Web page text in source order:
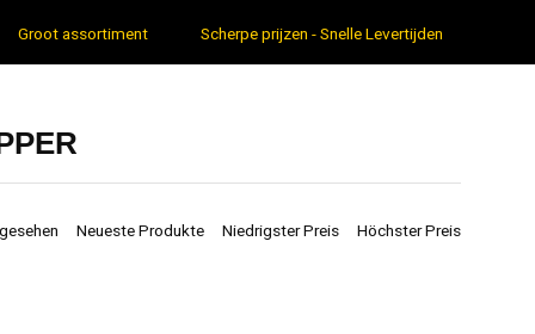
Groot assortiment Scherpe prijzen - Snelle Levertijden
Neueste Produkte Niedrigster Preis Höchster Preis